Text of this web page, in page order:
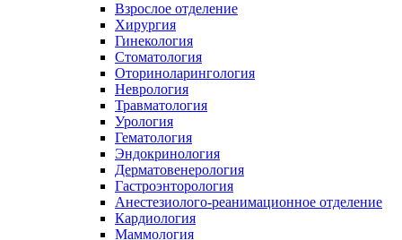
Взрослое отделение
Хирургия
Гинекология
Стоматология
Оториноларингология
Неврология
Травматология
Урология
Гематология
Эндокринология
Дерматовенерология
Гастроэнторология
Анестезиолого-реанимационное отделение
Кардиология
Маммология